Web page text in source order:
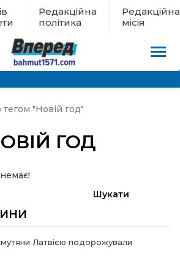
Редакційна
політика
Редакційна
місія
тегом "Новій год"
ГОД
Латвією подорожували